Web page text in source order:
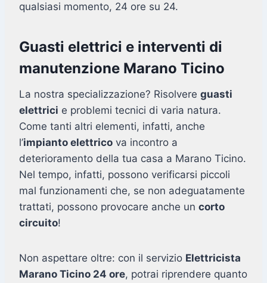
qualsiasi momento, 24 ore su 24.
Guasti elettrici e interventi di
manutenzione Marano Ticino
La nostra specializzazione? Risolvere guasti
elettrici e problemi tecnici di varia natura.
Come tanti altri elementi, infatti, anche
l’impianto elettrico va incontro a
deterioramento della tua casa a Marano Ticino.
Nel tempo, infatti, possono verificarsi piccoli
mal funzionamenti che, se non adeguatamente
trattati, possono provocare anche un corto
circuito!
Non aspettare oltre: con il servizio Elettricista
Marano Ticino 24 ore, potrai riprendere quanto